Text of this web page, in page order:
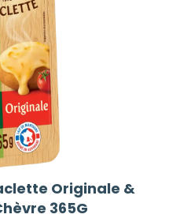
Originale &
365G